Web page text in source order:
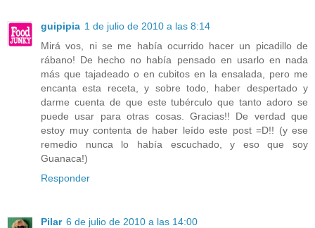
guipipia 1 de julio de 2010 a las 8:14
Mirá vos, ni se me había ocurrido hacer un picadillo de
rábano! De hecho no había pensado en usarlo en nada
más que tajadeado o en cubitos en la ensalada, pero me
encanta esta receta, y sobre todo, haber despertado y
darme cuenta de que este tubérculo que tanto adoro se
puede usar para otras cosas. Gracias!! De verdad que
estoy muy contenta de haber leído este post =D!! (y ese
remedio nunca lo había escuchado, y eso que soy
Guanaca!)
Responder
Pilar 6 de julio de 2010 a las 14:00